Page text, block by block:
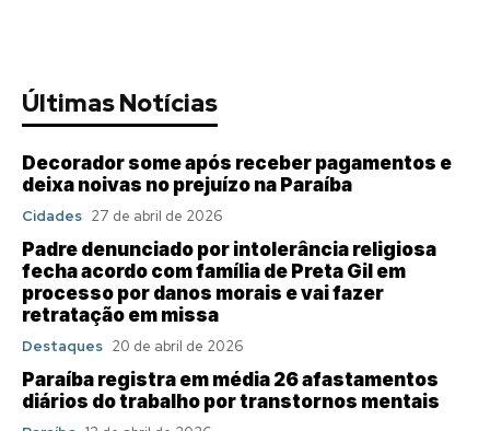
Últimas Notícias
Decorador some após receber pagamentos e
deixa noivas no prejuízo na Paraíba
Cidades 27 de abril de 2026
Padre denunciado por intolerância religiosa
fecha acordo com família de Preta Gil em
processo por danos morais e vai fazer
retratação em missa
Destaques 20 de abril de 2026
Paraíba registra em média 26 afastamentos
diários do trabalho por transtornos mentais